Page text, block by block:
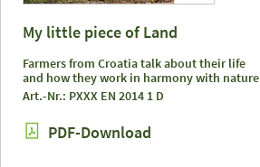
My little piece of Land
Farmers from Croatia talk about their life
and how they work in harmony with nature
Art.-Nr.: PXXX EN 2014 1 D
PDF-Download